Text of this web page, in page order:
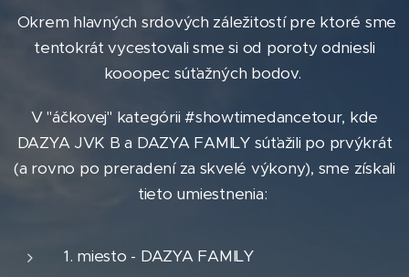
Okrem hlavných srdových záležitostí pre ktoré sme
tentokrát vycestovali sme si od poroty odniesli
kooopec súťažných bodov.
V "áčkovej" kategórii #showtimedancetour, kde
DAZYA JVK B a DAZYA FAMILY súťažili po prvýkrát
(a rovno po preradení za skvelé výkony), sme získali
tieto umiestnenia:
1. miesto - DAZYA FAMILY